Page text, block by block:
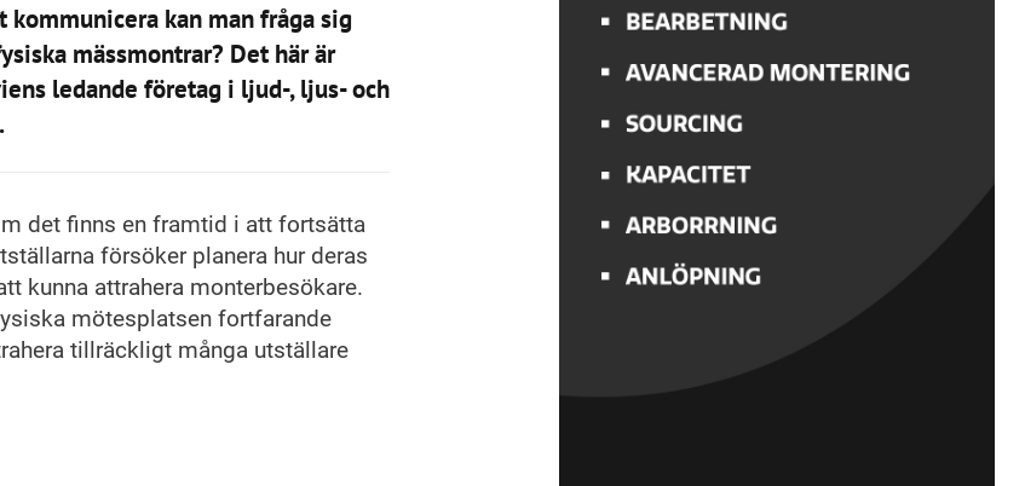
kan man fråga sig
mässmontrar? Det här är
ledande företag i ljud-, ljus- och
det finns en framtid i att fortsätta
försöker planera hur deras
kunna attrahera monterbesökare.
mötesplatsen fortfarande
tillräckligt många utställare